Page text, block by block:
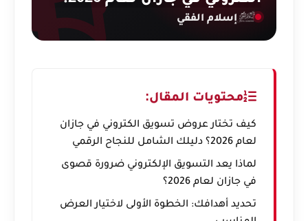
إسلام الفقي
محتويات المقال:
كيف تختار عروض تسويق الكتروني في جازان
لعام 2026؟ دليلك الشامل للنجاح الرقمي
لماذا يعد التسويق الإلكتروني ضرورة قصوى
في جازان لعام 2026؟
تحديد أهدافك: الخطوة الأولى لاختيار العرض